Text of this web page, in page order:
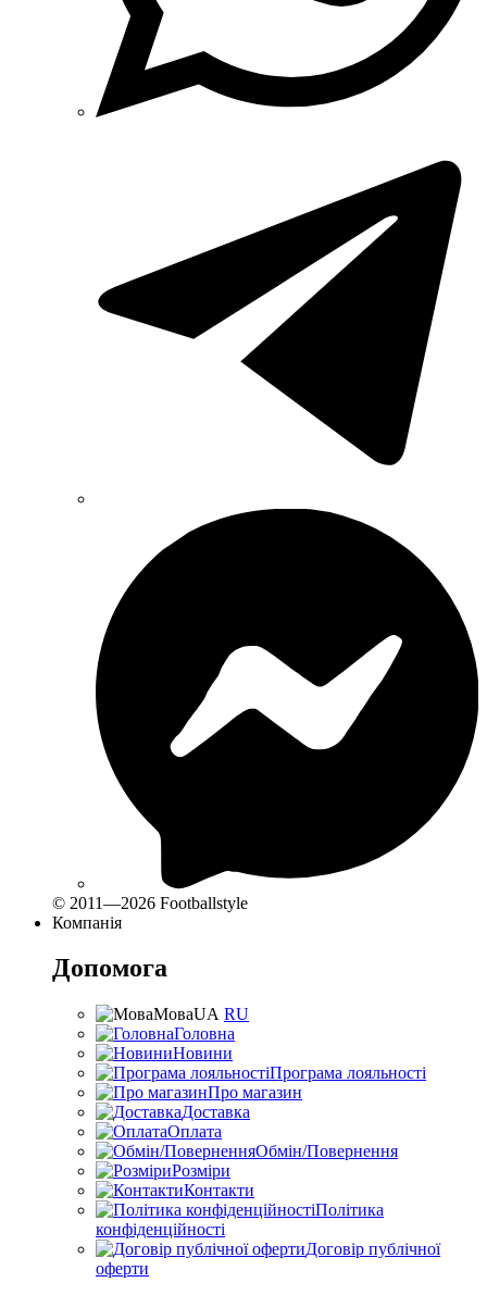
© 2011—2026 Footballstyle
Компанія
Допомога
МоваUA RU
Головна
Новини
Програма лояльності
Про магазин
Доставка
Оплата
Обмін/Повернення
Розміри
Контакти
Політика
конфіденційності
Договір публічної
оферти